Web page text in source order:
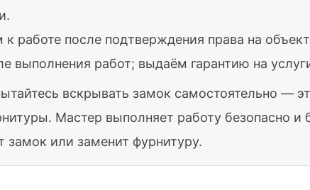
к работе после подтверждения права на
выполнения работ; выдаём гарантию на
вскрывать замок самостоятельно —
Мастер выполняет работу безопасно и
замок или заменит фурнитуру.